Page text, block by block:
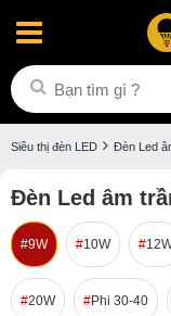
Siêu thị đèn LED Đèn Led
Đèn Led âm
9W 10W
20W Phi 30-40